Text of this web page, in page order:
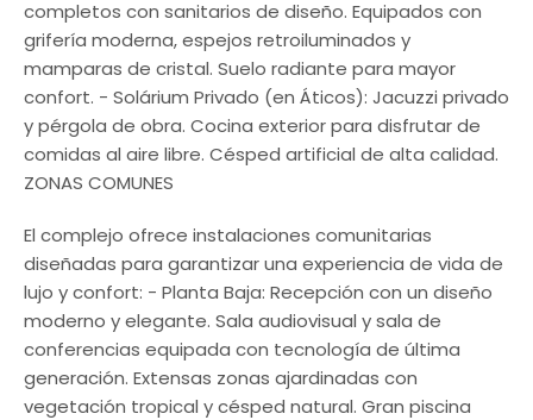
completos con sanitarios de diseño. Equipados con
grifería moderna, espejos retroiluminados y
mamparas de cristal. Suelo radiante para mayor
confort. - Solárium Privado (en Áticos): Jacuzzi privado
y pérgola de obra. Cocina exterior para disfrutar de
comidas al aire libre. Césped artificial de alta calidad.
ZONAS COMUNES
El complejo ofrece instalaciones comunitarias
diseñadas para garantizar una experiencia de vida de
lujo y confort: - Planta Baja: Recepción con un diseño
moderno y elegante. Sala audiovisual y sala de
conferencias equipada con tecnología de última
generación. Extensas zonas ajardinadas con
vegetación tropical y césped natural. Gran piscina